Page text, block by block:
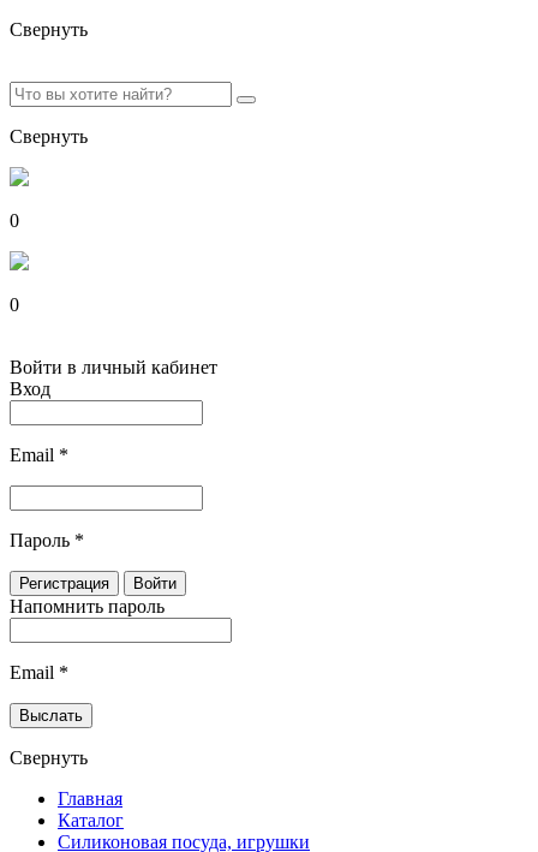
Свернуть
Свернуть
0
0
Войти в личный кабинет
Вход
Email *
Пароль *
Напомнить пароль
Email *
Свернуть
Главная
Каталог
Силиконовая посуда, игрушки